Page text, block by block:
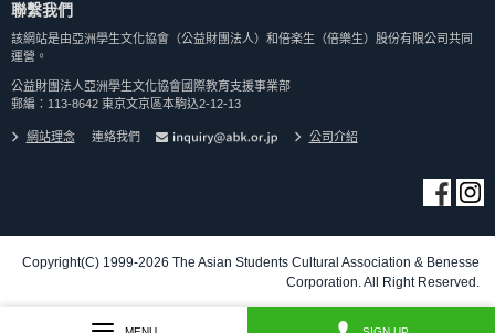
聯繫我們
該網站是由亞洲學生文化協會（公益財團法人）和倍楽生（倍樂生）股份有限公司共同
運營。
公益財團法人亞洲學生文化協會國際教育支援事業部
郵編：113-8642 東京文京區本駒込2-12-13
網站理念 連絡我們 公司介紹
Copyright(C) 1999-2026 The Asian Students Cultural Association & Benesse
Corporation. All Right Reserved.